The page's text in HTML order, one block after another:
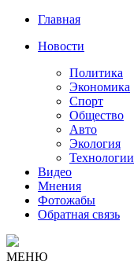
Главная
Новости
Политика
Экономика
Спорт
Общество
Авто
Экология
Технологии
Видео
Мнения
Фотожабы
Обратная связь
МЕНЮ